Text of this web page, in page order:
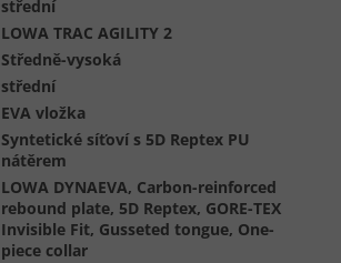
střední
LOWA TRAC AGILITY 2
Středně-vysoká
střední
EVA vložka
Syntetické síťoví s 5D Reptex PU
nátěrem
LOWA DYNAEVA, Carbon-reinforced
rebound plate, 5D Reptex, GORE-TEX
Invisible Fit, Gusseted tongue, One-
piece collar